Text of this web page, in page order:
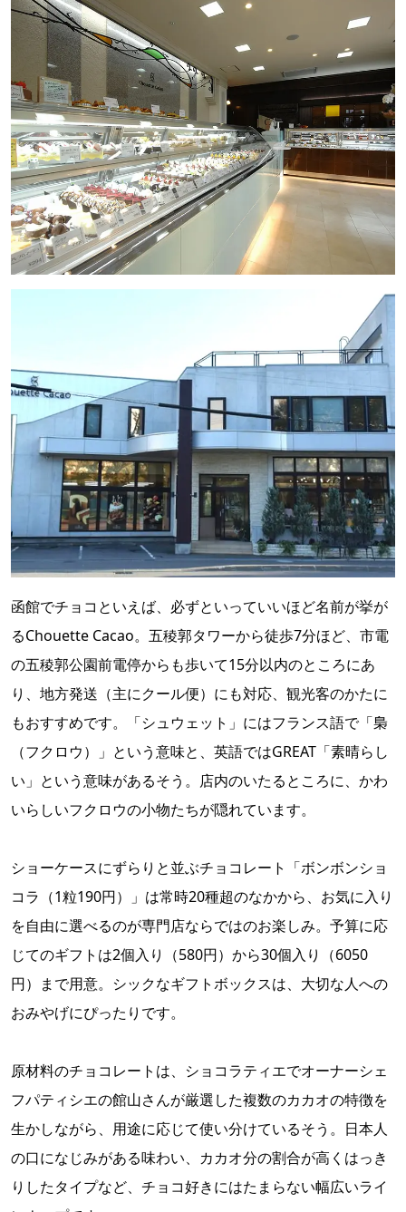
函館でチョコといえば、必ずといっていいほど名前が挙が
るChouette Cacao。五稜郭タワーから徒歩7分ほど、市電
の五稜郭公園前電停からも歩いて15分以内のところにあ
り、地方発送（主にクール便）にも対応、観光客のかたに
もおすすめです。「シュウェット」にはフランス語で「梟
（フクロウ）」という意味と、英語ではGREAT「素晴らし
い」という意味があるそう。店内のいたるところに、かわ
いらしいフクロウの小物たちが隠れています。
ショーケースにずらりと並ぶチョコレート「ボンボンショ
コラ（1粒190円）」は常時20種超のなかから、お気に入り
を自由に選べるのが専門店ならではのお楽しみ。予算に応
じてのギフトは2個入り（580円）から30個入り（6050
円）まで用意。シックなギフトボックスは、大切な人への
おみやげにぴったりです。
原材料のチョコレートは、ショコラティエでオーナーシェ
フパティシエの館山さんが厳選した複数のカカオの特徴を
生かしながら、用途に応じて使い分けているそう。日本人
の口になじみがある味わい、カカオ分の割合が高くはっき
りしたタイプなど、チョコ好きにはたまらない幅広いライ